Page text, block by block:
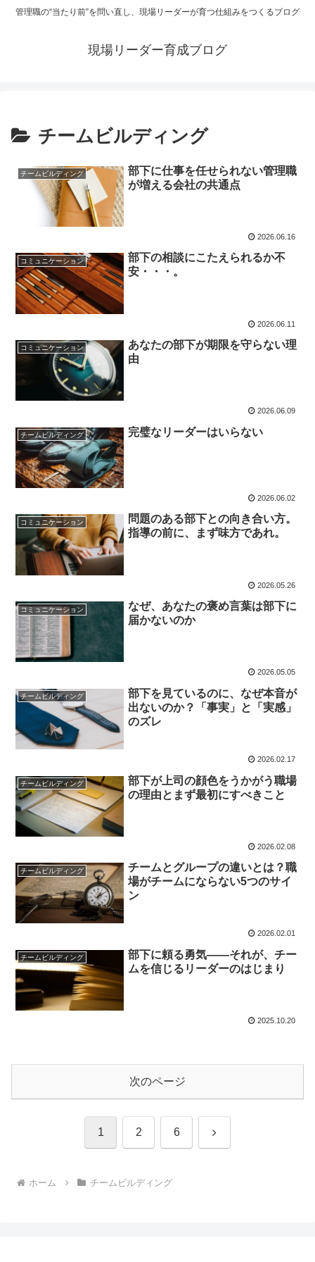
管理職の“当たり前”を問い直し、現場リーダーが育つ仕組みをつくるブログ
現場リーダー育成ブログ
チームビルディング
チームビルディング
部下に仕事を任せられない管理職
が増える会社の共通点
2026.06.16
コミュニケーション
部下の相談にこたえられるか不
安・・・。
2026.06.11
コミュニケーション
あなたの部下が期限を守らない理
由
2026.06.09
チームビルディング 完璧なリーダーはいらない
2026.06.02
コミュニケーション
問題のある部下との向き合い方。
指導の前に、まず味方であれ。
2026.05.26
コミュニケーション
なぜ、あなたの褒め言葉は部下に
届かないのか
2026.05.05
チームビルディング
部下を見ているのに、なぜ本音が
出ないのか？「事実」と「実感」
のズレ
2026.02.17
チームビルディング
部下が上司の顔色をうかがう職場
の理由とまず最初にすべきこと
2026.02.08
チームビルディング
チームとグループの違いとは？職
場がチームにならない5つのサイ
ン
2026.02.01
チームビルディング
部下に頼る勇気——それが、チー
ムを信じるリーダーのはじまり
2025.10.20
次のページ
1 2 6 次
ホーム チームビルディング